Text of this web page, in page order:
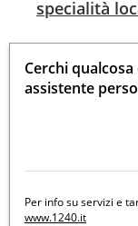
specialità
Cerchi
assistente
Per info su servizi e
www.1240.it